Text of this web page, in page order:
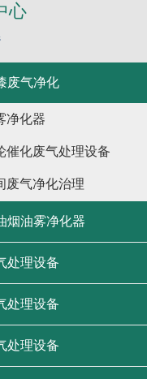
心
废气净化
净化器
催化废气处理设备
废气净化治理
烟油雾净化器
处理设备
处理设备
处理设备